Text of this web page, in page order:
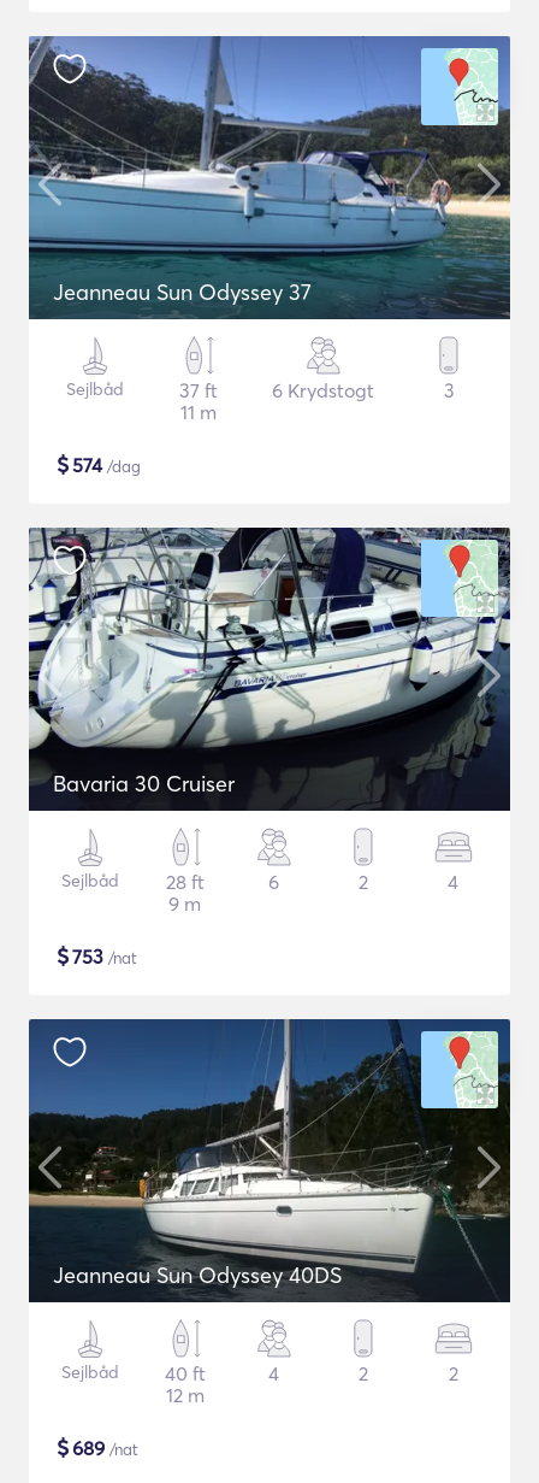
Jeanneau Sun Odyssey 37
Sejlbåd
37 ft
11 m
6 Krydstogt 3
$574/dag
Bavaria 30 Cruiser
Sejlbåd
28 ft
9 m
6 2 4
$753 /nat
Jeanneau Sun Odyssey 40DS
Sejlbåd
40 ft
12 m
4 2 2
$689 /nat